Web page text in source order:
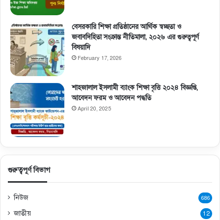
বেসরকারি শিক্ষা প্রতিষ্ঠানের আর্থিক স্বচ্ছতা ও
জবাবদিহিতা সংক্রান্ত নীতিমালা, ২০২৬ এর গুরুত্বপূর্ণ
বিষয়াদি
February 17, 2026
শাহজালাল ইসলামী ব্যাংক শিক্ষা বৃত্তি ২০২৪ বিজ্ঞপ্তি,
আবেদন ফরম ও আবেদন পদ্ধতি
April 20, 2025
গুরুত্বপূর্ণ বিভাগ
নিউজ 686
জাতীয় 12